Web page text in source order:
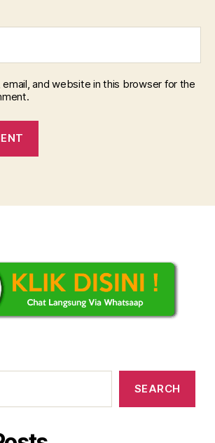
email, and website in this browser for the
SEARCH